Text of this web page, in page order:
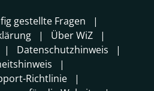
gestellte Fragen
Über WiZ
Datenschutzhinweis
Richtlinie